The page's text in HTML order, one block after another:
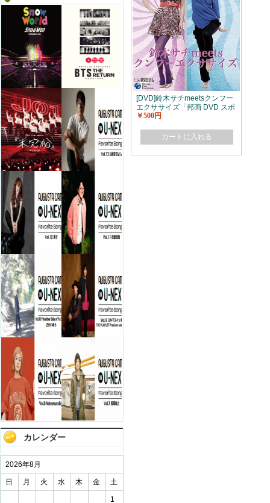
カレンダー
2026年8月
日 月 火 水 木 金 土
1
[DVD]鈴木サチmeetsクンフー
エクササイズ「邦画 DVD スポ
ーツ・フィットネス」
￥500円
カートに入れる